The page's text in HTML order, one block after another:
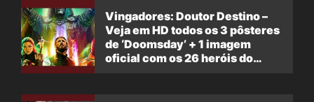
Vingadores: Doutor Destino –
Veja em HD todos os 3 pôsteres
de ‘Doomsday’ + 1 imagem
oficial com os 26 heróis do